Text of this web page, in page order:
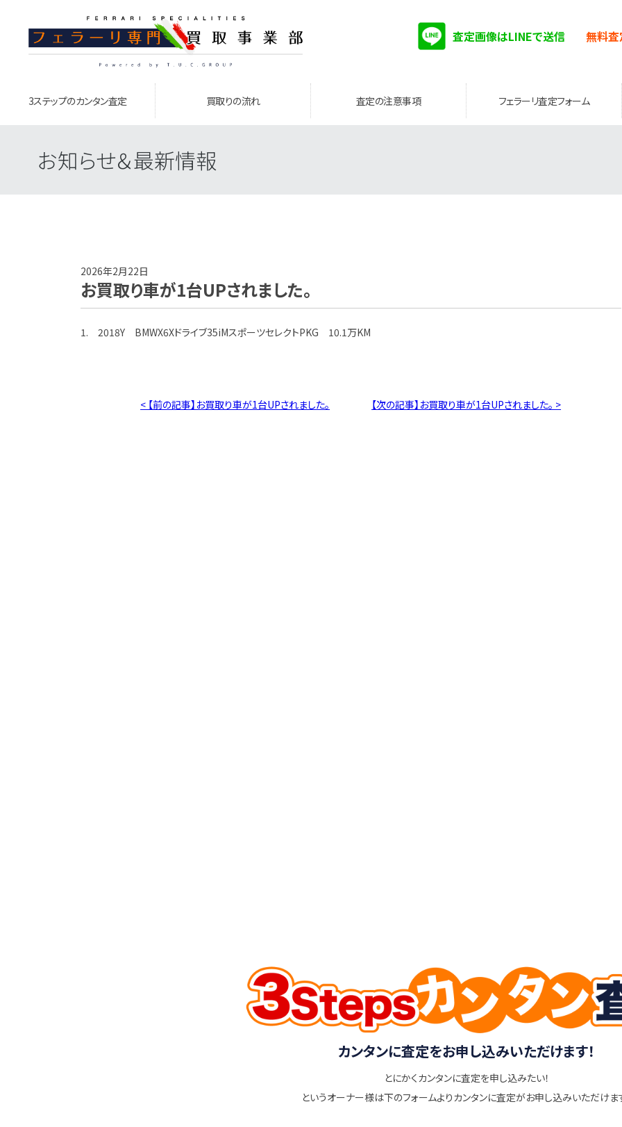
査定画像はLINEで送信 無料査
3ステップのカンタン査定 買取りの流れ 査定の注意事項 フェラーリ査定フォーム
お知らせ＆最新情報
2026年2月22日
お買取り車が1台UPされました。
1. 2018Y BMWX6Xドライブ35iMスポーツセレクトPKG 10.1万KM
< 【前の記事】お買取り車が1台UPされました。 【次の記事】お買取り車が1台UPされました。 >
カンタンに査定をお申し込みいただけます！
とにかくカンタンに査定を申し込みたい！
というオーナー様は下のフォームよりカンタンに査定がお申し込みいただけま